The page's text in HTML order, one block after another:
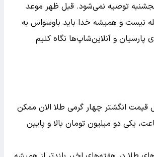
توصیه نمی‌شود. قبل ظهر موعد
نیست و همیشه خدا باید باوسواس به
پارسیان و آنلاین‌شاپ‌ها نگاه کنیم
قیمت انگشتر چهار گرمی طلا الان ممکن
یکی دو میلیون تومان بالا و پایین